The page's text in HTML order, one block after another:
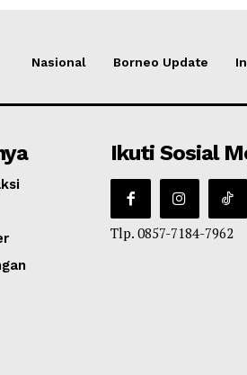
Nasional Borneo Update
Ikuti Sosial
Tlp. 0857-7184-7962